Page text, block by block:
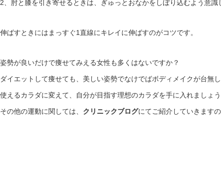
2、肘と膝を引き寄せるときは、ぎゅっとおなかをしぼり込むよう意識
伸ばすときにはまっすぐ1直線にキレイに伸ばすのがコツです。
姿勢が良いだけで痩せてみえる女性も多くはないですか？
ダイエットして痩せても、美しい姿勢でなけでばボディメイクが台無
使えるカラダに変えて、自分が目指す理想のカラダを手に入れましょ
その他の運動に関しては、 クリニックブログにてご紹介していきます